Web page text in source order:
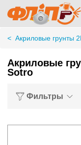
< Акриловые грунты
Акриловые
Sotro
Фильтры